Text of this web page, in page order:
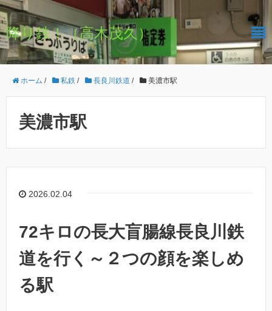
降り鉄！（高木茂久）
ホーム / 私鉄 / 長良川鉄道 / 美濃市駅
美濃市駅
2026.02.04
72キロの長大盲腸線長良川鉄
道を行く～２つの顔を楽しめ
る駅